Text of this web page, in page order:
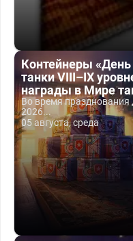
Контейнеры
танки VIII–IX
награды в Мире
Во время
2026...
05 августа, среда